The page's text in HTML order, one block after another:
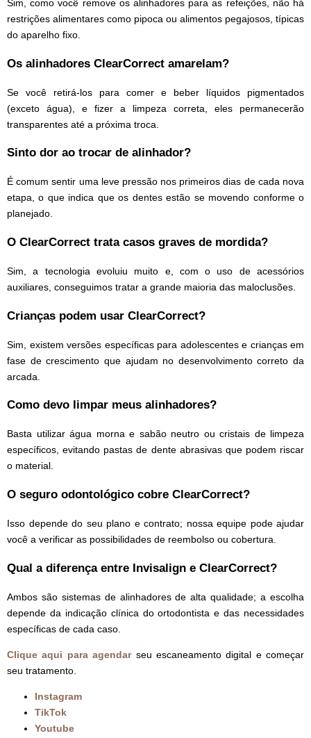
Sim, como você remove os alinhadores para as refeições, não há
restrições alimentares como pipoca ou alimentos pegajosos, típicas
do aparelho fixo.
Os alinhadores ClearCorrect amarelam?
Se você retirá-los para comer e beber líquidos pigmentados
(exceto água), e fizer a limpeza correta, eles permanecerão
transparentes até a próxima troca.
Sinto dor ao trocar de alinhador?
É comum sentir uma leve pressão nos primeiros dias de cada nova
etapa, o que indica que os dentes estão se movendo conforme o
planejado.
O ClearCorrect trata casos graves de mordida?
Sim, a tecnologia evoluiu muito e, com o uso de acessórios
auxiliares, conseguimos tratar a grande maioria das maloclusões.
Crianças podem usar ClearCorrect?
Sim, existem versões específicas para adolescentes e crianças em
fase de crescimento que ajudam no desenvolvimento correto da
arcada.
Como devo limpar meus alinhadores?
Basta utilizar água morna e sabão neutro ou cristais de limpeza
específicos, evitando pastas de dente abrasivas que podem riscar
o material.
O seguro odontológico cobre ClearCorrect?
Isso depende do seu plano e contrato; nossa equipe pode ajudar
você a verificar as possibilidades de reembolso ou cobertura.
Qual a diferença entre Invisalign e ClearCorrect?
Ambos são sistemas de alinhadores de alta qualidade; a escolha
depende da indicação clínica do ortodontista e das necessidades
específicas de cada caso.
Clique aqui para agendarseu escaneamento digital e começar
seu tratamento.
Instagram
TikTok
Youtube